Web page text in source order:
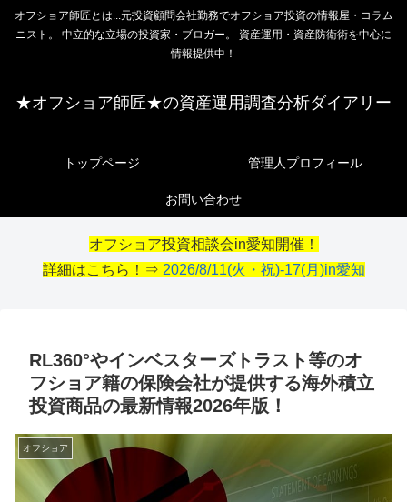
オフショア師匠とは...元投資顧問会社勤務でオフショア投資の情報屋・コラム
ニスト。 中立的な立場の投資家・ブロガー。 資産運用・資産防衛術を中心に
情報提供中！
★オフショア師匠★の資産運用調査分析ダイアリー
トップページ 管理人プロフィール
お問い合わせ
オフショア投資相談会in愛知開催！
詳細はこちら！⇒ 2026/8/11(火・祝)-17(月)in愛知
RL360°やインベスターズトラスト等のオ
フショア籍の保険会社が提供する海外積立
投資商品の最新情報2026年版！
オフショア